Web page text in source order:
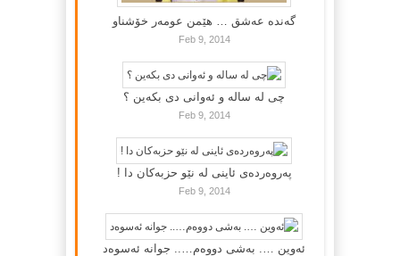
گه‌نده‌ عه‌شق … هێمن عومه‌ر خۆشناو
Feb 9, 2014
چی لە سالە و ئەوانی دی بكەین ؟
Feb 9, 2014
پەروەردەی ئاینی لە نێو حزبەکان دا !
Feb 9, 2014
ئەوین …. بەشی دووەم….. جوانە ئەسوەد